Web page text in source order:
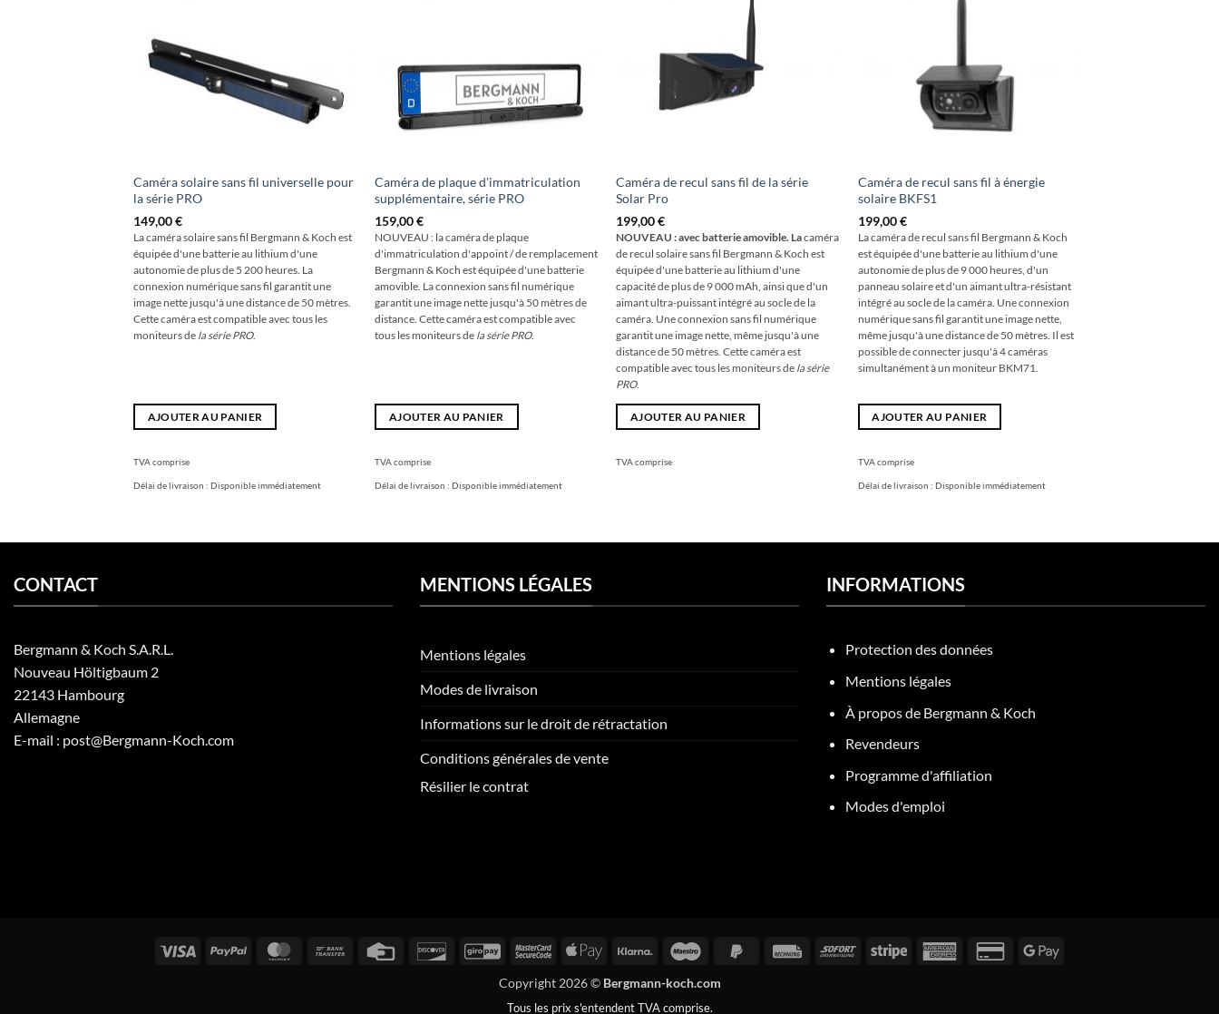
Caméra solaire sans fil universelle pour
la série PRO
149,00€
La caméra solaire sans fil Bergmann & Koch est
équipée d'une batterie au lithium d'une
autonomie de plus de 5 200 heures. La
connexion numérique sans fil garantit une
image nette jusqu'à une distance de 50 mètres.
Cette caméra est compatible avec tous les
moniteurs de la série PRO.
AJOUTER AU PANIER
TVA comprise
Délai de livraison : Disponible immédiatement
Caméra de plaque d'immatriculation
supplémentaire, série PRO
159,00€
NOUVEAU : la caméra de plaque
d'immatriculation d'appoint / de remplacement
Bergmann & Koch est équipée d'une batterie
amovible. La connexion sans fil numérique
garantit une image nette jusqu'à 50 mètres de
distance. Cette caméra est compatible avec
tous les moniteurs de la série PRO.
AJOUTER AU PANIER
TVA comprise
Délai de livraison : Disponible immédiatement
Caméra de recul sans fil de la série
Solar Pro
199,00€
NOUVEAU : avec batterie amovible. Lacaméra
de recul solaire sans fil Bergmann & Koch est
équipée d'une batterie au lithium d'une
capacité de plus de 9 000 mAh, ainsi que d'un
aimant ultra-puissant intégré au socle de la
caméra. Une connexion sans fil numérique
garantit une image nette, même jusqu'à une
distance de 50 mètres. Cette caméra est
compatible avec tous les moniteurs de la série
PRO.
AJOUTER AU PANIER
TVA comprise
Caméra de recul sans fil à énergie
solaire BKFS1
199,00€
La caméra de recul sans fil Bergmann & Koch
est équipée d'une batterie au lithium d'une
autonomie de plus de 9 000 heures, d'un
panneau solaire et d'un aimant ultra-résistant
intégré au socle de la caméra. Une connexion
numérique sans fil garantit une image nette,
même jusqu'à une distance de 50 mètres. Il est
possible de connecter jusqu'à 4 caméras
simultanément à un moniteur BKM71.
AJOUTER AU PANIER
TVA comprise
Délai de livraison : Disponible immédiatement
CONTACT
Bergmann & Koch S.A.R.L.
Nouveau Höltigbaum 2
22143 Hambourg
Allemagne
E-mail : post@Bergmann-Koch.com
MENTIONS LÉGALES
Mentions légales
Modes de livraison
Informations sur le droit de rétractation
Conditions générales de vente
Résilier le contrat
INFORMATIONS
Protection des données
Mentions légales
À propos de Bergmann & Koch
Revendeurs
Programme d'affiliation
Modes d'emploi
Visa PayPal MasterCardVirement
Carte
DécouvrezGiroPay MasterCardApple
Klarna Maestro
PayPal
Facture Tout
Bande
American
Carte
Google
Copyright 2026 © Bergmann-koch.com
Tous les prix s'entendent TVA comprise.